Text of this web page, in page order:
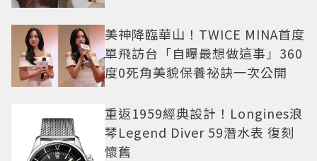
美神降臨華山！TWICE MINA首度
單飛訪台「自曝最想做這事」360
度0死角美貌保養祕訣一次公開
重返1959經典設計！Longines浪
琴Legend Diver 59潛水表 復刻
懷舊